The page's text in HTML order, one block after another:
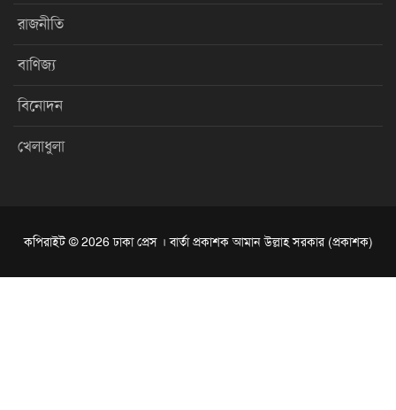
রাজনীতি
বাণিজ্য
বিনোদন
খেলাধুলা
কপিরাইট © 2026 ঢাকা প্রেস । বার্তা প্রকাশক আমান উল্লাহ সরকার (প্রকাশক)